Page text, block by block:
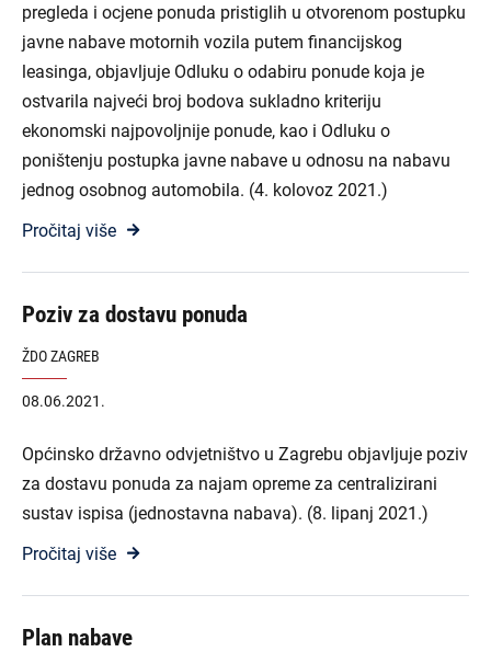
pregleda i ocjene ponuda pristiglih u otvorenom postupku
javne nabave motornih vozila putem financijskog
leasinga, objavljuje Odluku o odabiru ponude koja je
ostvarila najveći broj bodova sukladno kriteriju
ekonomski najpovoljnije ponude, kao i Odluku o
poništenju postupka javne nabave u odnosu na nabavu
jednog osobnog automobila. (4. kolovoz 2021.)
Pročitaj više
Poziv za dostavu ponuda
ŽDO ZAGREB
08.06.2021.
Općinsko državno odvjetništvo u Zagrebu objavljuje poziv
za dostavu ponuda za najam opreme za centralizirani
sustav ispisa (jednostavna nabava). (8. lipanj 2021.)
Pročitaj više
Plan nabave